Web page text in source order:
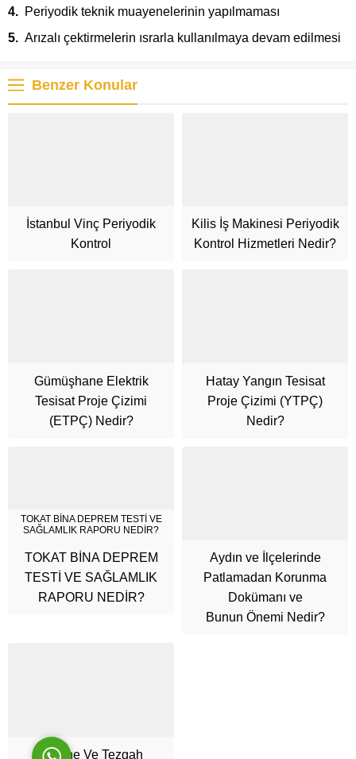
Periyodik teknik muayenelerinin yapılmaması
Arızalı çektirmelerin ısrarla kullanılmaya devam edilmesi
Benzer Konular
İstanbul Vinç Periyodik
Kontrol
Kilis İş Makinesi Periyodik
Kontrol Hizmetleri Nedir?
Gümüşhane Elektrik
Tesisat Proje Çizimi
(ETPÇ) Nedir?
Hatay Yangın Tesisat
Proje Çizimi (YTPÇ)
Nedir?
TOKAT BİNA DEPREM TESTİ VE
SAĞLAMLIK RAPORU NEDİR?
TOKAT BİNA DEPREM
TESTİ VE SAĞLAMLIK
RAPORU NEDİR?
Aydın ve İlçelerinde
Patlamadan Korunma
Dokümanı ve
Bunun Önemi Nedir?
Makine Ve Tezgah
Cüneyt Bey